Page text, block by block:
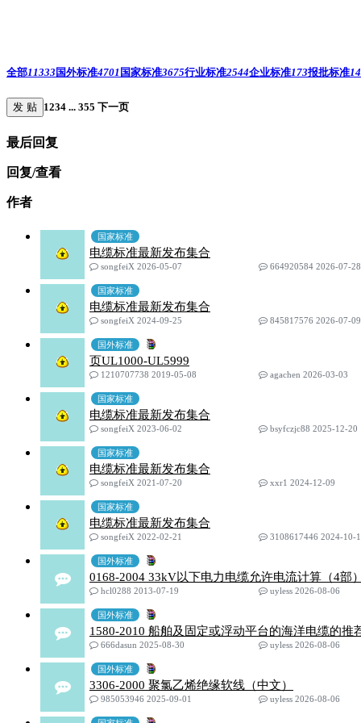
全部11333国外标准4701 国家标准3675行业标准2544企业标准173报批标准
发 贴 1234 ... 355 下一页
最后回复
回复/查看
作者
国家标准
电缆标准最新发布集合
songfeiX 2026-05-07
664920584 2026-07-28
国家标准
电缆标准最新发布集合
songfeiX 2024-09-25
845817576 2026-07-09
国外标准
页UL1000-UL5999
1210707738 2019-05-08
agachen 2026-03-03
国家标准
电缆标准最新发布集合
songfeiX 2023-06-02
bsyfczjc88 2025-12-20
国家标准
电缆标准最新发布集合
songfeiX 2021-07-20
xxr1 2024-12-09
国家标准
电缆标准最新发布集合
songfeiX 2022-02-21
3108617446 2024-10-
国外标准
0168-2004 33kV以下电力电缆允许电流计算（4部）
hcl0288 2013-07-19
uyless 2026-08-06
国外标准
1580-2010 船舶及固定或浮动平台的海洋电缆的推
666dasun 2025-08-30
uyless 2026-08-06
国外标准
3306-2000 聚氯乙烯绝缘软线（中文）
985053946 2025-09-01
uyless 2026-08-06